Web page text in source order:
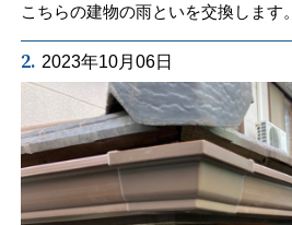
こちらの建物の雨といを交換します。
2. 2023年10月06日